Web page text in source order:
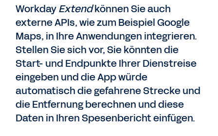
WorkdayExtendkönnen Sie auch
externe APIs, wie zum Beispiel Google
Maps, in Ihre Anwendungen integrieren.
Stellen Sie sich vor, Sie könnten die
Start- und Endpunkte Ihrer Dienstreise
eingeben und die App würde
automatisch die gefahrene Strecke und
die Entfernung berechnen und diese
Daten in Ihren Spesenbericht einfügen.